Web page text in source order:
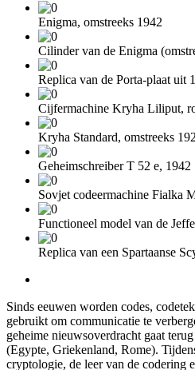
Enigma, omstreeks 1942
Cilinder van de Enigma
Replica van de Porta-plaat uit
Cijfermachine Kryha Liliput,
Kryha Standard, omstreeks
Geheimschreiber T 52 e, 1942
Sovjet codeermachine Fialka
Functioneel model van de
Replica van een Spartaanse
Sinds eeuwen worden codes,
gebruikt om communicatie te
geheime nieuwsoverdracht gaat
(Egypte, Griekenland, Rome).
cryptologie, de leer van de codering